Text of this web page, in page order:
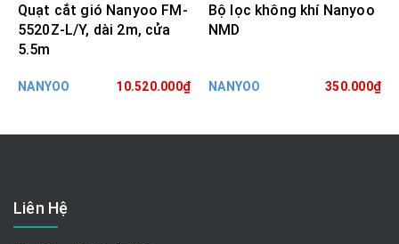
Quạt cắt gió Nanyoo FM-
5520Z-L/Y, dài 2m, cửa
5.5m
NANYOO 10.520.000₫
Bộ lọc không khí Nanyoo
NMD
NANYOO 350.000₫
Liên Hệ